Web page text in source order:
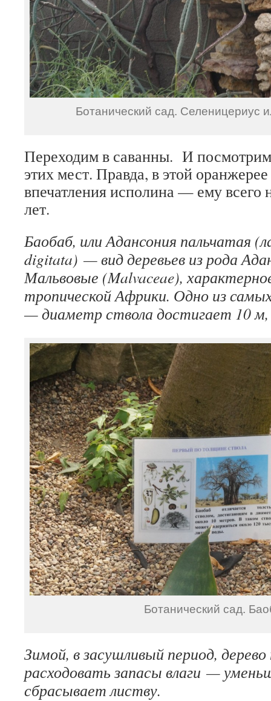
Ботанический сад. Селеницериус
Переходим в саванны. И
этих мест. Правда, в этой
впечатления исполина — ему всего
лет.
Баобаб, или Адансония пальчатая
digitata) — вид деревьев из рода
Мальвовые (Malvaceae),
тропической Африки. Одно из
— диаметр ствола достигает 10
Ботанический сад.
Зимой, в засушливый период,
расходовать запасы влаги —
сбрасывает листву.